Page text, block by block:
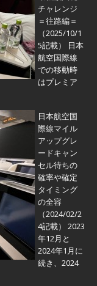
チャレンジ
＝往路編＝
（2025/10/1
5記載） 日本
航空国際線
での移動時
はプレミア
日本航空国
際線マイル
アップグレ
ードキャン
セル待ちの
確率や確定
タイミング
の全容
（2024/02/2
4記載） 2023
年12月と
2024年1月に
続き、2024